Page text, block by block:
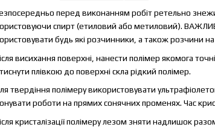
перед виконанням робіт ретельно
спирт (етиловий або метиловий).
будь які розчинники, а також розчини на
висихання поверхні, нанести полімер якомога
плівкою до поверхні скла рідкий полімер.
твердіння полімеру використовувати
роботи на прямих сонячних променях. Час
кристалізації полімеру лезом зняти надлишок